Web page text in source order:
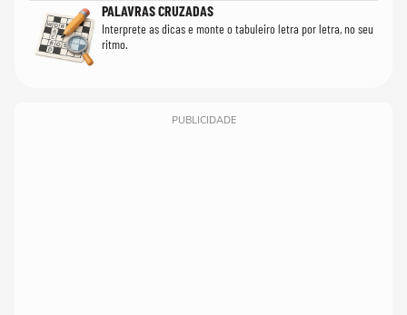
PALAVRAS CRUZADAS
Interprete as dicas e monte o tabuleiro letra por letra, no seu
ritmo.
PUBLICIDADE